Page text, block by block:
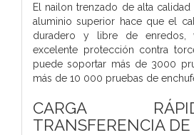
El nailon trenzado de alta
aluminio superior hace que el
duradero y libre de enredos,
excelente protección contra
puede soportar más de 3000
más de 10 000 pruebas de
CARGA
TRANSFERENCIA DE